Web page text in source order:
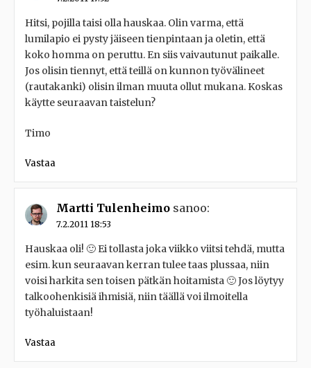
Hitsi, pojilla taisi olla hauskaa. Olin varma, että
lumilapio ei pysty jäiseen tienpintaan ja oletin, että
koko homma on peruttu. En siis vaivautunut paikalle.
Jos olisin tiennyt, että teillä on kunnon työvälineet
(rautakanki) olisin ilman muuta ollut mukana. Koskas
käytte seuraavan taistelun?
Timo
Vastaa
Martti Tulenheimo sanoo:
7.2.2011 18:53
Hauskaa oli! 🙂 Ei tollasta joka viikko viitsi tehdä, mutta
esim. kun seuraavan kerran tulee taas plussaa, niin
voisi harkita sen toisen pätkän hoitamista 🙂 Jos löytyy
talkoohenkisiä ihmisiä, niin täällä voi ilmoitella
työhaluistaan!
Vastaa